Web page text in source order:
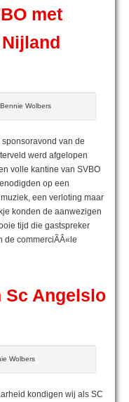
met
Wolbers
van de
werd afgelopen
volle kantine van SVBO
op een
een verloting maar
konden de aanwezigen
tijd die gastspreker
commerciÃÂ«le
Sc Angelslo
Wolbers
kondigen wij als SC